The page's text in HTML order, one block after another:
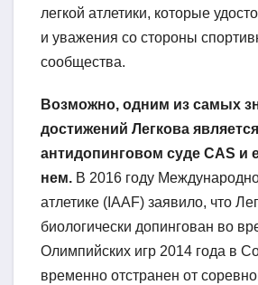
легкой атлетики, которые
и уважения со стороны
сообщества.
Возможно, одним из самых
достижений Легкова
антидопинговом суде CAS и
нем. В 2016 году
атлетике (IAAF) заявило, что
биологически допингован во
Олимпийских игр 2014 года в
временно отстранен от